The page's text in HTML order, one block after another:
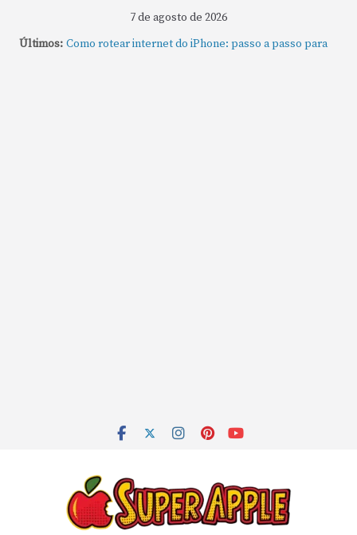
7 de agosto de 2026
Últimos: Como rotear internet do iPhone: passo a passo para